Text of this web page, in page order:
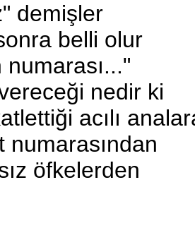
demişler
belli olur
nedir ki
acılı
numarasından
öfkelerden